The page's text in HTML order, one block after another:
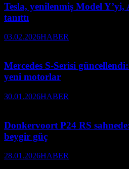
Tesla, yenilenmiş Model Y’yi,
tanıttı
03.02.2026HABER
Mercedes S-Serisi
yeni motorlar
30.01.2026HABER
Donkervoort P24 RS
beygir güç
28.01.2026HABER